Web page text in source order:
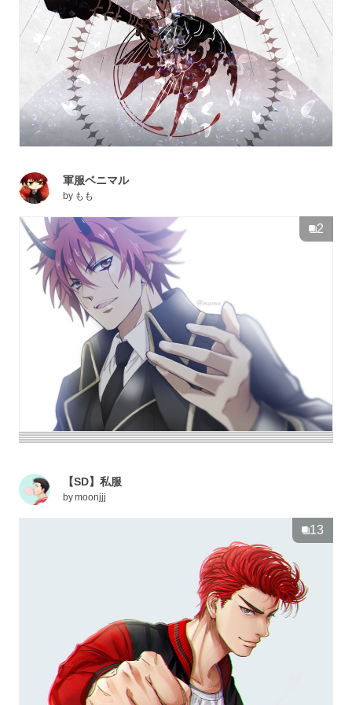
軍服ベニマル
by もも
2
【SD】私服
bymoonjjj
13